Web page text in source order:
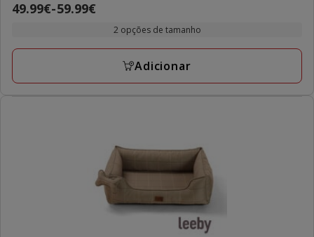
Preço
a
59.99€
49.99€-59.99€
2 opções de tamanho
Adicionar